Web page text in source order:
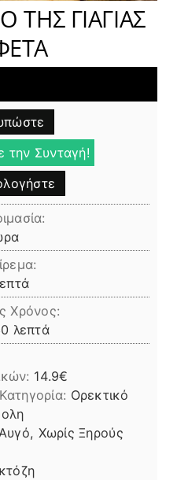
ΓΙΑΓΙΑΣ
την Συνταγή!
Χρόνος:
λεπτά
λεπτά
14.9
Κατηγορία: Ορεκτικό
Χωρίς Ξηρούς